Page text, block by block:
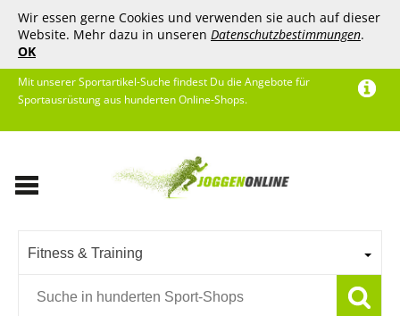
Wir essen gerne Cookies und verwenden sie auch auf dieser
Website. Mehr dazu in unseren Datenschutzbestimmungen.
OK
Mit unserer Sportartikel-Suche findest Du die Angebote für
Sportausrüstung aus hunderten Online-Shops.
Fitness & Training